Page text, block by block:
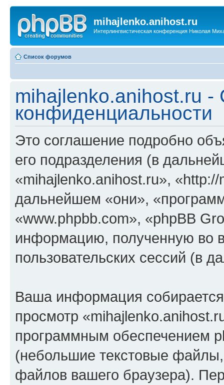
mihajlenko.anihost.ru
Интерлингвистическая конференция Николая
Список форумов
mihajlenko.anihost.ru -
конфиденциальности
Это соглашение подробно
его подразделения (в
«mihajlenko.anihost.ru»,
дальнейшем «они»,
«www.phpbb.com», «phpBB
информацию, полученную во
пользовательских сессий (в
Ваша информация
просмотр
программным обеспечением
(небольшие текстовые
файлов вашего браузера).